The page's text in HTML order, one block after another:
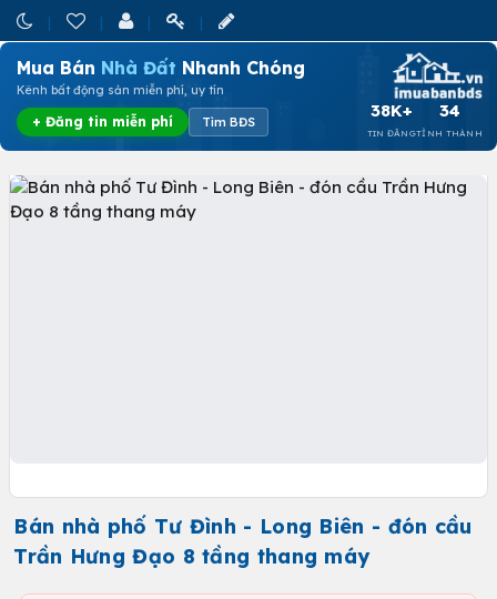
Mua Bán Nhà Đất Nhanh Chóng
Kênh bất động sản miễn phí, uy tín
+ Đăng tin miễn phí Tìm BĐS
38K+
TIN ĐĂNG
34
TỈNH THÀNH
Bán nhà phố Tư Đình - Long Biên - đón cầu
Trần Hưng Đạo 8 tầng thang máy